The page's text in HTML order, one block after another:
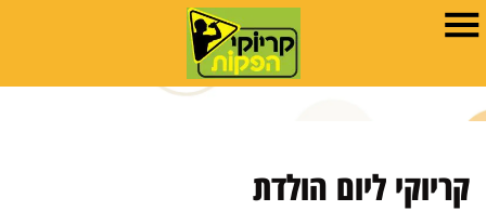
קריוקי ליום הולדת